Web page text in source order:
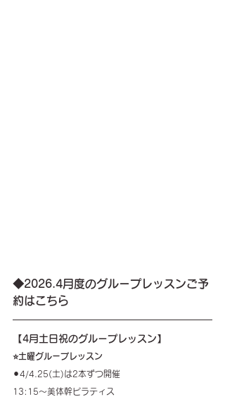
◆2026.4月度のグループレッスンご予
約はこちら
【4月土日祝のグループレッスン】
⭐️土曜グループレッスン
⚫︎4/4.25(土)は2本ずつ開催
13:15〜美体幹ピラティス